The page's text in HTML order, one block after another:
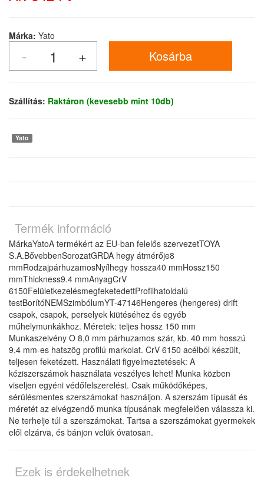
Márka: Yato
Szállítás: Raktáron (kevesebb mint 10db)
Yato
Termék információ
MárkaYatoA termékért az EU-ban felelős szervezetTOYA
S.A.BővebbenSorozatGRDA hegy átmérője8
mmRodzajpárhuzamosNyílhegy hossza40 mmHossz150
mmThickness9.4 mmAnyagCrV
6150FelületkezelésmegfeketedettProfilhatoldalú
testBorítóNEMSzimbólumYT-47146Hengeres (hengeres) drift
csapok, csapok, perselyek kiütéséhez és egyéb
műhelymunkákhoz. Méretek: teljes hossz 150 mm
Munkaszelvény O 8,0 mm párhuzamos szár, kb. 40 mm hosszú
9,4 mm-es hatszög profilú markolat. CrV 6150 acélból készült,
teljesen feketézett. Használati figyelmeztetések: A
kéziszerszámok használata veszélyes lehet! Munka közben
viseljen egyéni védőfelszerelést. Csak működőképes,
sérülésmentes szerszámokat használjon. A szerszám típusát és
méretét az elvégzendő munka típusának megfelelően válassza ki.
Ne terhelje túl a szerszámokat. Tartsa a szerszámokat gyermekek
elől elzárva, és bánjon velük óvatosan.
Ezek is érdekelhetnek